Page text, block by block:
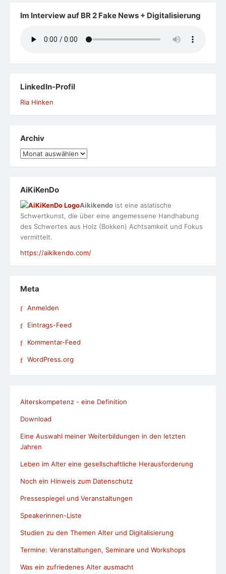
Im Interview auf BR 2 Fake News + Digitalisierung
LinkedIn-Profil
Ria Hinken
Archiv
Archiv
AiKiKenDo
Aikikendo ist eine asiatische
Schwertkunst, die über eine angemessene Handhabung
des Schwertes aus Holz (Bokken) Achtsamkeit und Fokus
vermittelt.
https://aikikendo.com/
Meta
Anmelden
Eintrags-Feed
Kommentar-Feed
WordPress.org
Alterskompetenz - eine Definition
Download
Eine Auswahl meiner Weiterbildungen in den letzten
Jahren
Leben im Alter eine gesellschaftliche Herausforderung
Noch ein Hinweis zum Datenschutz
Pressespiegel und Veranstaltungen
Speakerinnen-Liste
Studien zu den Themen Alter und Digitalisierung
Termine: Veranstaltungen, Seminare und Workshops
Was ein zufriedenes Alter ausmacht